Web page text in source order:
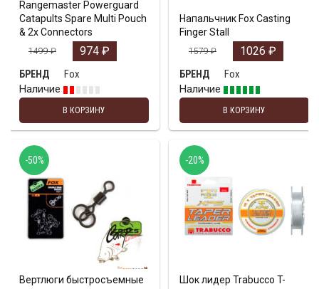
Rangemaster Powerguard
Catapults Spare Multi Pouch
& 2x Connectors
1499₽ 974 ₽
БРЕНД
Fox
Наличие
В КОРЗИНУ
Напальчник Fox Casting
Finger Stall
1579₽ 1026 ₽
БРЕНД
Fox
Наличие
В КОРЗИНУ
Вертлюги быстросъемные
-50%
Шок лидер Trabucco T-
-20%